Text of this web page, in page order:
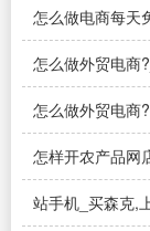
怎么做电商每天
要怎么做?——溯
怎么做外贸电商
案】|如何从事
怎么做外贸电商
怎么开发客户最
的客户出来——
怎样开农产品网
样开网店详细步
站手机_买森克,
省心!|苹果11激